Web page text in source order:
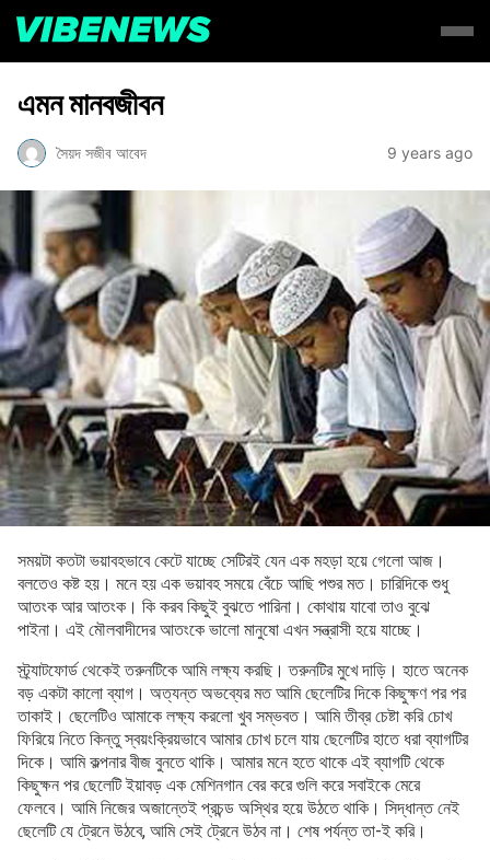
এমন মানবজীবন
সৈয়দ সজীব আবেদ 9 years ago
সময়টা কতটা ভয়াবহভাবে কেটে যাচ্ছে সেটিরই যেন এক মহড়া হয়ে গেলো আজ।
বলতেও কষ্ট হয়। মনে হয় এক ভয়াবহ সময়ে বেঁচে আছি পশুর মত। চারিদিকে শুধু
আতংক আর আতংক। কি করব কিছুই বুঝতে পারিনা। কোথায় যাবো তাও বুঝে
পাইনা। এই মৌলবাদীদের আতংকে ভালো মানুষো এখন সন্ত্রাসী হয়ে যাচ্ছে।
স্ট্র্যাটফোর্ড থেকেই তরুনটিকে আমি লক্ষ্য করছি। তরুনটির মুখে দাড়ি। হাতে অনেক
বড় একটা কালো ব্যাগ। অত্যন্ত অভব্যের মত আমি ছেলেটির দিকে কিছুক্ষণ পর পর
তাকাই। ছেলেটিও আমাকে লক্ষ্য করলো খুব সম্ভবত। আমি তীব্র চেষ্টা করি চোখ
ফিরিয়ে নিতে কিন্তু স্বয়ংক্রিয়ভাবে আমার চোখ চলে যায় ছেলেটির হাতে ধরা ব্যাগটির
দিকে। আমি কল্পনার বীজ বুনতে থাকি। আমার মনে হতে থাকে এই ব্যাগটি থেকে
কিছুক্ষন পর ছেলেটি ইয়াবড় এক মেশিনগান বের করে গুলি করে সবাইকে মেরে
ফেলবে। আমি নিজের অজান্তেই প্রচন্ড অস্থির হয়ে উঠতে থাকি। সিদ্ধান্ত নেই
ছেলেটি যে ট্রেনে উঠবে, আমি সেই ট্রেনে উঠব না। শেষ পর্যন্ত তা-ই করি।